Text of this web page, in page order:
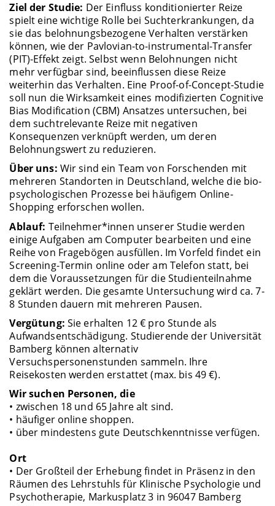
Ziel der Studie: Der Einfluss konditionierter Reize
spielt eine wichtige Rolle bei Suchterkrankungen, da
sie das belohnungsbezogene Verhalten verstärken
können, wie der Pavlovian-to-instrumental-Transfer
(PIT)-Effekt zeigt. Selbst wenn Belohnungen nicht
mehr verfügbar sind, beeinflussen diese Reize
weiterhin das Verhalten. Eine Proof-of-Concept-Studie
soll nun die Wirksamkeit eines modifizierten Cognitive
Bias Modification (CBM) Ansatzes untersuchen, bei
dem suchtrelevante Reize mit negativen
Konsequenzen verknüpft werden, um deren
Belohnungswert zu reduzieren.
Über uns: Wir sind ein Team von Forschenden mit
mehreren Standorten in Deutschland, welche die bio-
psychologischen Prozesse bei häufigem Online-
Shopping erforschen wollen.
Ablauf: Teilnehmer*innen unserer Studie werden
einige Aufgaben am Computer bearbeiten und eine
Reihe von Fragebögen ausfüllen. Im Vorfeld findet ein
Screening-Termin online oder am Telefon statt, bei
dem die Voraussetzungen für die Studienteilnahme
geklärt werden. Die gesamte Untersuchung wird ca. 7-
8 Stunden dauern mit mehreren Pausen.
Vergütung: Sie erhalten 12 € pro Stunde als
Aufwandsentschädigung. Studierende der Universität
Bamberg können alternativ
Versuchspersonenstunden sammeln. Ihre
Reisekosten werden erstattet (max. bis 49 €).
Wir suchen Personen, die
• zwischen 18 und 65 Jahre alt sind.
• häufiger online shoppen.
• über mindestens gute Deutschkenntnisse verfügen.
Ort
• Der Großteil der Erhebung findet in Präsenz in den
Räumen des Lehrstuhls für Klinische Psychologie und
Psychotherapie, Markusplatz 3 in 96047 Bamberg